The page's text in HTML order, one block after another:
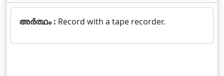
അർത്ഥം : Record with a tape recorder.